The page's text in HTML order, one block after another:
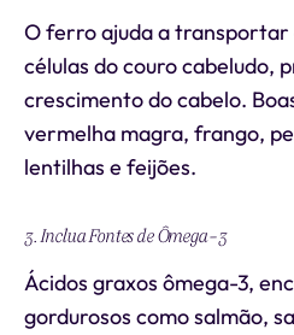
O ferro ajuda a transportar
células do couro cabeludo,
crescimento do cabelo.
vermelha magra, frango,
lentilhas e feijões.
3. Inclua Fontes de Ômega-3
Ácidos graxos ômega-3,
gordurosos como salmão,